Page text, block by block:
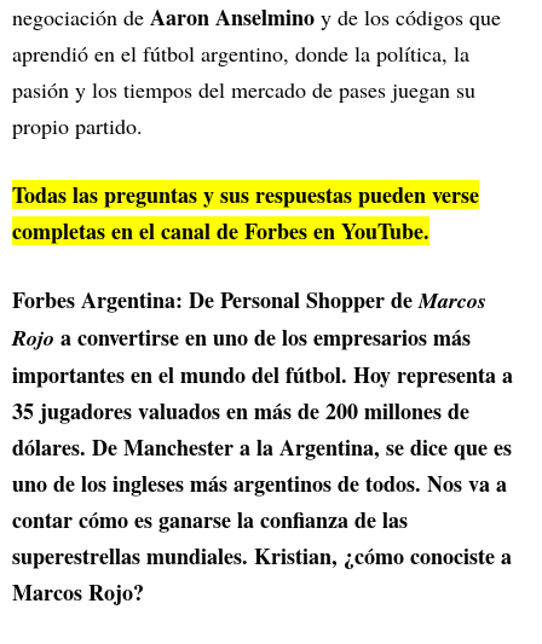
negociación de Aaron Anselmino y de los códigos que
aprendió en el fútbol argentino, donde la política, la
pasión y los tiempos del mercado de pases juegan su
propio partido.
Todas las preguntas y sus respuestas pueden verse
completas en el canal de Forbes en YouTube.
Forbes Argentina: De Personal Shopper deMarcos
Rojo a convertirse en uno de los empresarios más
importantes en el mundo del fútbol. Hoy representa a
35 jugadores valuados en más de 200 millones de
dólares. De Manchester a la Argentina, se dice que es
uno de los ingleses más argentinos de todos. Nos va a
contar cómo es ganarse la confianza de las
superestrellas mundiales. Kristian, ¿cómo conociste a
Marcos Rojo?